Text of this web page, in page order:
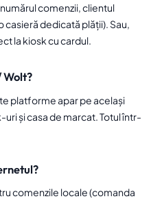
comenzii, clientul
casieră dedicată plății). Sau,
la kiosk cu cardul.
Wolt?
platforme apar pe același
și casa de marcat. Totul într-
comenzile locale (comanda